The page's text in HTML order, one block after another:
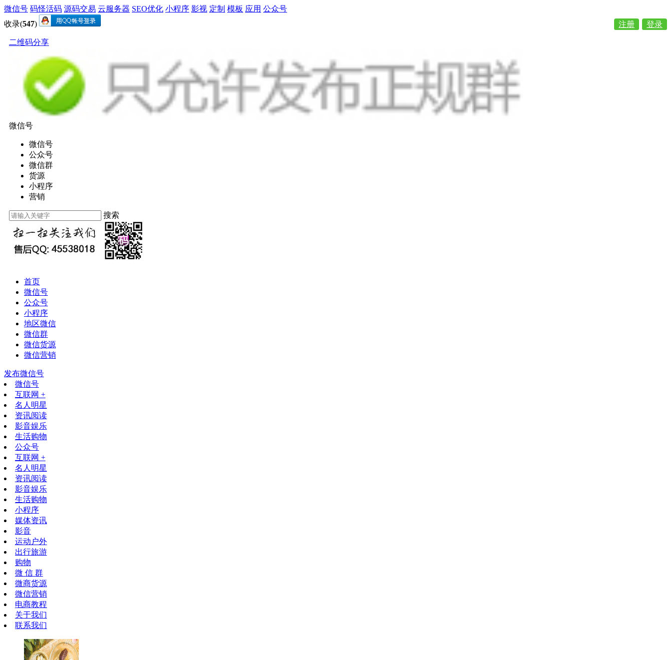
微信号 码怪活码 源码交易 云服务器 SEO优化 小程序 影视 定制 模板 应用 公众号
收录(547) 登录
注册
二维码分享
微信号
微信号
公众号
微信群
货源
小程序
营销
搜索
首页
微信号
公众号
小程序
地区微信
微信群
微信货源
微信营销
发布微信号
微信号
互联网 +
名人明星
资讯阅读
影音娱乐
生活购物
公众号
互联网 +
名人明星
资讯阅读
影音娱乐
生活购物
小程序
媒体资讯
影音
运动户外
出行旅游
购物
微 信 群
微商货源
微信营销
电商教程
关于我们
联系我们